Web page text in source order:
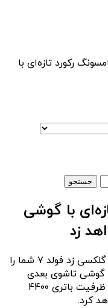
رکورد تازه‌ای با
با گوشی
اگر خبر ثابت ماندن اندازه باتری گوشی گلکسی زد فولد ۷ شما را
گوشی تاشوی بعدی
سامسونگ احتمالاً نگاه شما را نسبت به ظرفیت باتری ۴۴۰۰
کرد.